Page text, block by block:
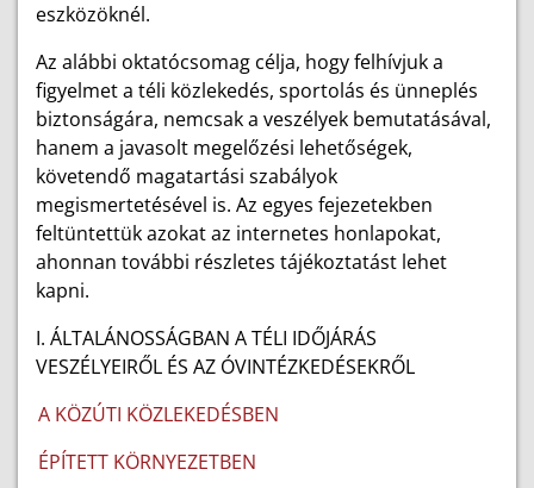
eszközöknél.
Az alábbi oktatócsomag célja, hogy felhívjuk a
figyelmet a téli közlekedés, sportolás és ünneplés
biztonságára, nemcsak a veszélyek bemutatásával,
hanem a javasolt megelőzési lehetőségek,
követendő magatartási szabályok
megismertetésével is. Az egyes fejezetekben
feltüntettük azokat az internetes honlapokat,
ahonnan további részletes tájékoztatást lehet
kapni.
I. ÁLTALÁNOSSÁGBAN A TÉLI IDŐJÁRÁS
VESZÉLYEIRŐL ÉS AZ ÓVINTÉZKEDÉSEKRŐL
A KÖZÚTI KÖZLEKEDÉSBEN
ÉPÍTETT KÖRNYEZETBEN